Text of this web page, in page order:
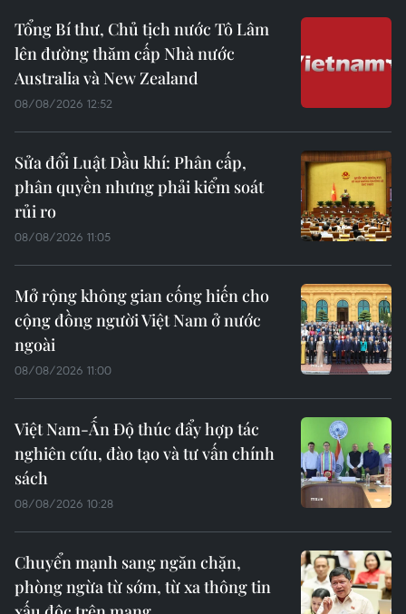
Tổng Bí thư, Chủ tịch nước Tô Lâm
lên đường thăm cấp Nhà nước
Australia và New Zealand
08/08/2026 12:52
Sửa đổi Luật Dầu khí: Phân cấp,
phân quyền nhưng phải kiểm soát
rủi ro
08/08/2026 11:05
Mở rộng không gian cống hiến cho
cộng đồng người Việt Nam ở nước
ngoài
08/08/2026 11:00
Việt Nam-Ấn Độ thúc đẩy hợp tác
nghiên cứu, đào tạo và tư vấn chính
sách
08/08/2026 10:28
Chuyển mạnh sang ngăn chặn,
phòng ngừa từ sớm, từ xa thông tin